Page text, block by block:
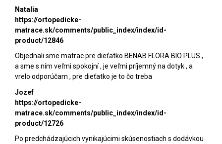
Natalia
https://ortopedicke-
matrace.sk/comments/public_index/index/id-
product/12846
Objednali sme matrac pre dieťatko BENAB FLORA BIO PLUS ,
a sme s ním veľmi spokojní , je veľmi príjemný na dotyk , a
vrelo odporúčam , pre dieťatko je to čo treba
Jozef
https://ortopedicke-
matrace.sk/comments/public_index/index/id-
product/12726
Po predchádzajúcich vynikajúcimi skúsenostiach s dodávkou